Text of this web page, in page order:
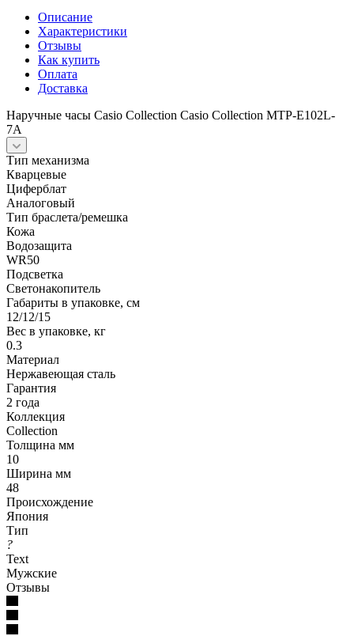
Описание
Характеристики
Отзывы
Как купить
Оплата
Доставка
Наручные часы Casio Collection Casio Collection MTP-E102L-
7A
Тип механизма
Кварцевые
Циферблат
Аналоговый
Тип браслета/ремешка
Кожа
Водозащита
WR50
Подсветка
Светонакопитель
Габариты в упаковке, см
12/12/15
Вес в упаковке, кг
0.3
Материал
Нержавеющая сталь
Гарантия
2 года
Коллекция
Collection
Толщина мм
10
Ширина мм
48
Происхождение
Япония
Тип
?
Text
Мужские
Отзывы